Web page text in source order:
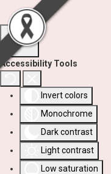
Accessibility Tools
Invert colors
Monochrome
Dark contrast
Light contrast
Low saturation